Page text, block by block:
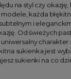
na styl czy
każda
i
Od świeżych
sukienka jest
sukienki na co